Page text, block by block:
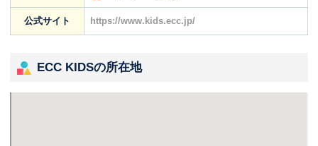
公式サイト https://www.kids.ecc.jp/
ECC KIDSの所在地